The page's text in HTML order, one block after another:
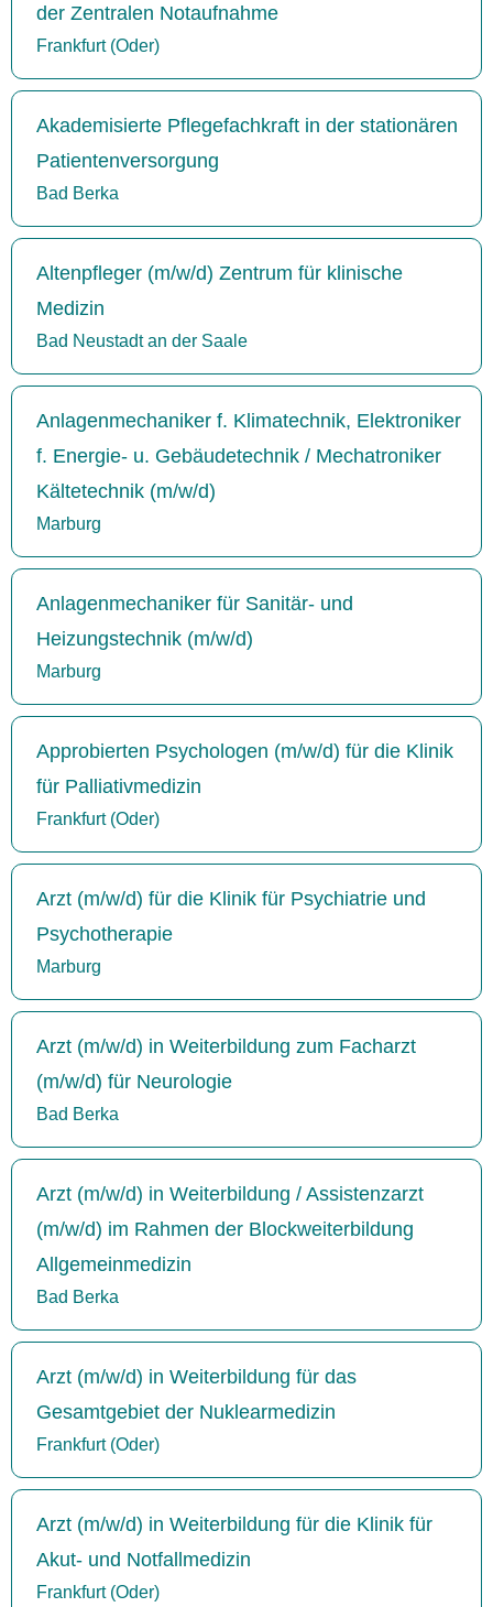
der Zentralen Notaufnahme
Frankfurt (Oder)
Akademisierte Pflegefachkraft in der stationären
Patientenversorgung
Bad Berka
Altenpfleger (m/w/d) Zentrum für klinische
Medizin
Bad Neustadt an der Saale
Anlagenmechaniker f. Klimatechnik, Elektroniker
f. Energie- u. Gebäudetechnik / Mechatroniker
Kältetechnik (m/w/d)
Marburg
Anlagenmechaniker für Sanitär- und
Heizungstechnik (m/w/d)
Marburg
Approbierten Psychologen (m/w/d) für die Klinik
für Palliativmedizin
Frankfurt (Oder)
Arzt (m/w/d) für die Klinik für Psychiatrie und
Psychotherapie
Marburg
Arzt (m/w/d) in Weiterbildung zum Facharzt
(m/w/d) für Neurologie
Bad Berka
Arzt (m/w/d) in Weiterbildung / Assistenzarzt
(m/w/d) im Rahmen der Blockweiterbildung
Allgemeinmedizin
Bad Berka
Arzt (m/w/d) in Weiterbildung für das
Gesamtgebiet der Nuklearmedizin
Frankfurt (Oder)
Arzt (m/w/d) in Weiterbildung für die Klinik für
Akut- und Notfallmedizin
Frankfurt (Oder)